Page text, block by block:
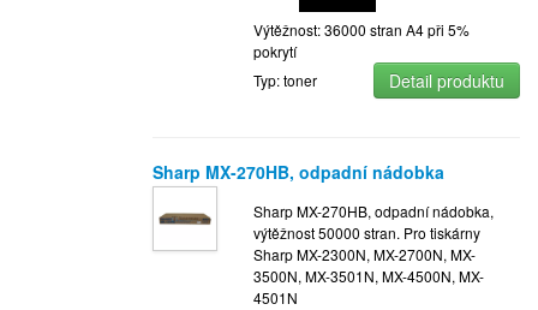
Výtěžnost: 36000 stran A4 při 5%
pokrytí
Typ: toner
Detail produktu
Sharp MX-270HB, odpadní nádobka
Sharp MX-270HB, odpadní nádobka,
výtěžnost 50000 stran. Pro tiskárny
Sharp MX-2300N, MX-2700N, MX-
3500N, MX-3501N, MX-4500N, MX-
4501N